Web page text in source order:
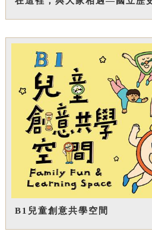
B1兒童創意共學空間